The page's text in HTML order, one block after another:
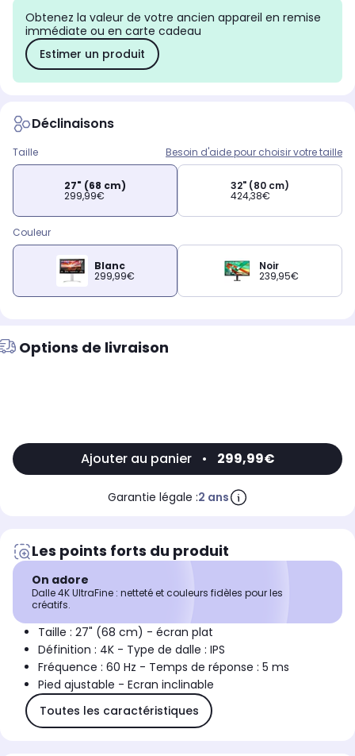
Obtenez la valeur de votre ancien appareil en remise
immédiate ou en carte cadeau
Estimer un produit
Déclinaisons
Taille Besoin d'aide pour choisir votre taille
27" (68 cm)
299,99€
32" (80 cm)
424,38€
Couleur
Blanc
299,99€
Noir
239,95€
Options de livraison
Ajouter au panier • 299,99€
Garantie légale :2 ans
Les points forts du produit
On adore
Dalle 4K UltraFine : netteté et couleurs fidèles pour les
créatifs.
Taille : 27" (68 cm) - écran plat
Définition : 4K - Type de dalle : IPS
Fréquence : 60 Hz - Temps de réponse : 5 ms
Pied ajustable - Ecran inclinable
Toutes les caractéristiques